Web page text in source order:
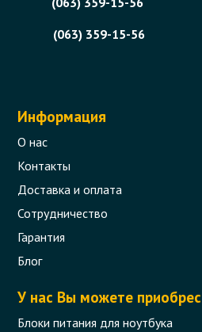
(063) 359-15-56
Информация
О нас
Контакты
Доставка и оплата
Сотрудничество
Гарантия
Блог
У нас Вы можете
Блоки питания для ноутбука